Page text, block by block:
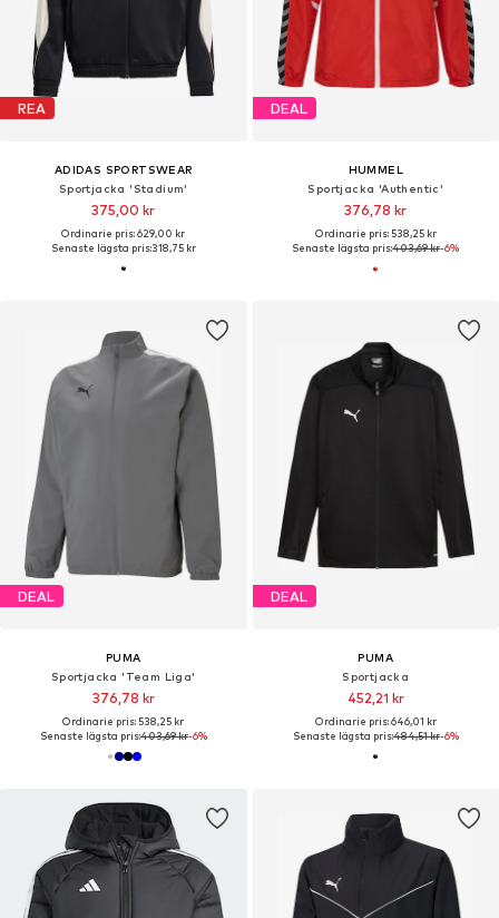
REA
ADIDAS SPORTSWEAR
Sportjacka 'Stadium'
375,00 kr
Ordinarie pris: 629,00 kr
Senaste lägsta pris:318,75 kr
DEAL
HUMMEL
Sportjacka 'Authentic'
376,78 kr
Ordinarie pris: 538,25 kr
Senaste lägsta pris:403,69 kr-6%
DEAL
PUMA
Sportjacka 'Team Liga'
376,78 kr
Ordinarie pris: 538,25 kr
Senaste lägsta pris:403,69 kr-6%
DEAL
PUMA
Sportjacka
452,21 kr
Ordinarie pris: 646,01 kr
Senaste lägsta pris:484,51 kr-6%